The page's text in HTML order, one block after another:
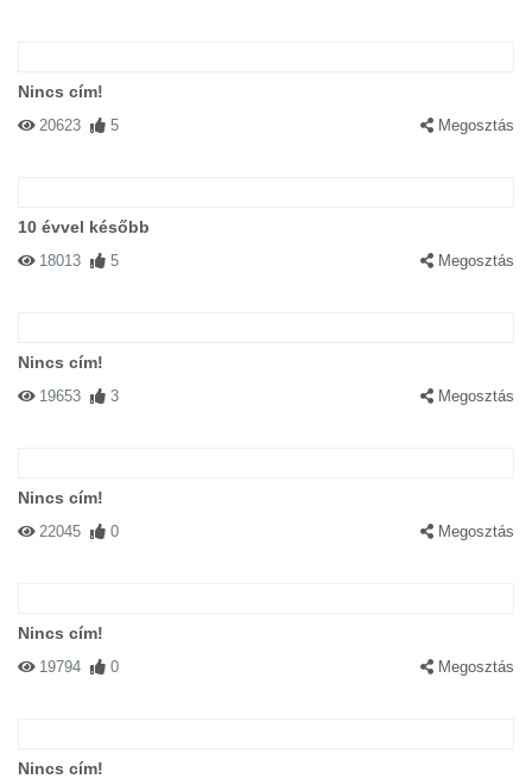
Nincs cím!
20623 5 Megosztás
10 évvel később
18013 5 Megosztás
Nincs cím!
19653 3 Megosztás
Nincs cím!
22045 0 Megosztás
Nincs cím!
19794 0 Megosztás
Nincs cím!